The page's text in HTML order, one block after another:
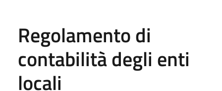
Regolamento di
contabilità degli enti
locali